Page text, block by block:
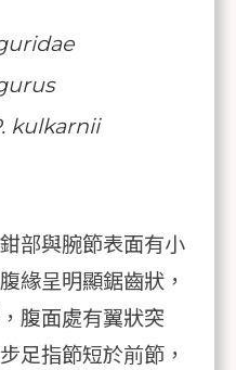
kulkarnii
部與腕節表面有小
緣呈明顯鋸齒狀，
腹面處有翼狀突
足指節短於前節，